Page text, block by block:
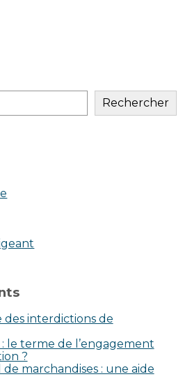
Rechercher
des interdictions de
le terme de l’engagement
?
marchandises : une aide